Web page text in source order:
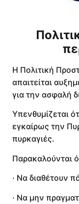
Η Πολιτική
απαιτείται
για την ασφαλή
Υπενθυμίζεται
εγκαίρως την
πυρκαγιές.
Παρακαλούνται
· Να διαθέτουν
· Να μην